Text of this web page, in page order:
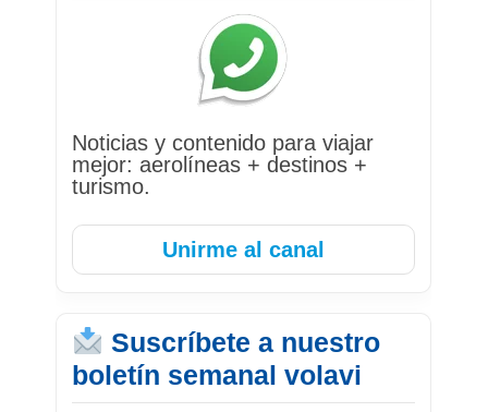
Noticias y contenido para viajar
mejor: aerolíneas + destinos +
turismo.
Unirme al canal
Suscríbete a nuestro
boletín semanal volavi